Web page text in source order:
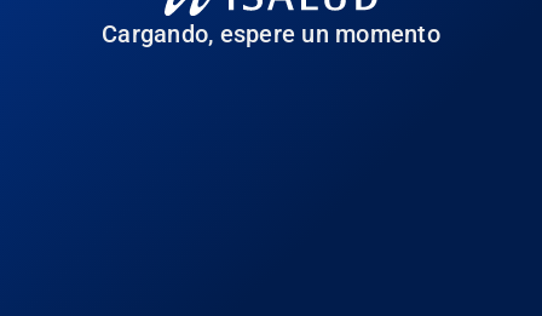
Cargando, espere un momento